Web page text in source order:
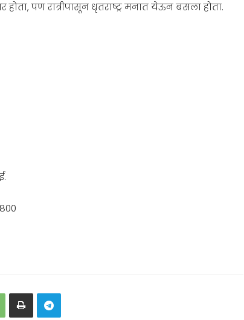
पण रात्रीपासून धृतराष्ट्र मनात येऊन बसला होता.